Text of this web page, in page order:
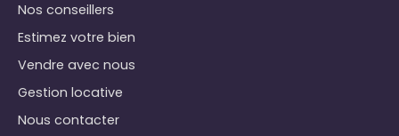
Nos conseillers
Estimez votre bien
Vendre avec nous
Gestion locative
Nous contacter